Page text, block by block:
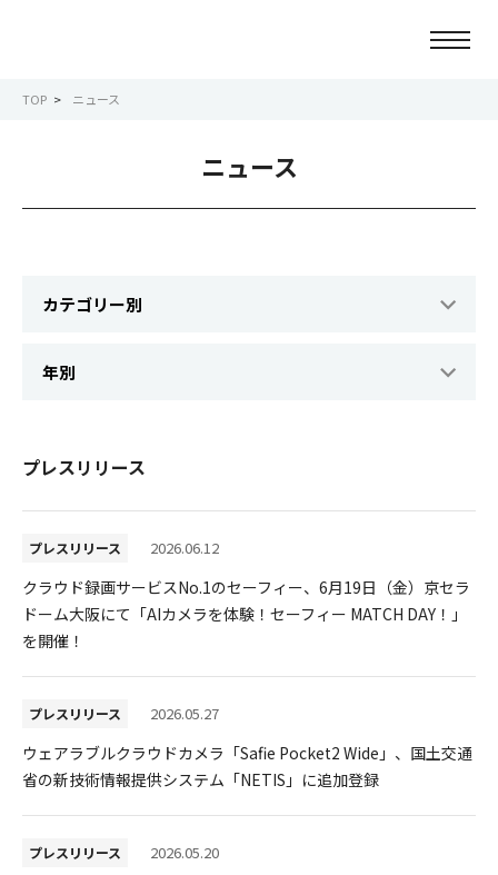
会社情報
サステナビリティ
採用情報
TOP ニュース
ニュース
プレスリリース
プレスリリース 2026.06.12
クラウド録画サービスNo.1のセーフィー、6月19日（金）京セラ
ドーム大阪にて「AIカメラを体験！セーフィー MATCH DAY！」
を開催！
プレスリリース 2026.05.27
ウェアラブルクラウドカメラ「Safie Pocket2 Wide」、国土交通
省の新技術情報提供システム「NETIS」に追加登録
プレスリリース 2026.05.20